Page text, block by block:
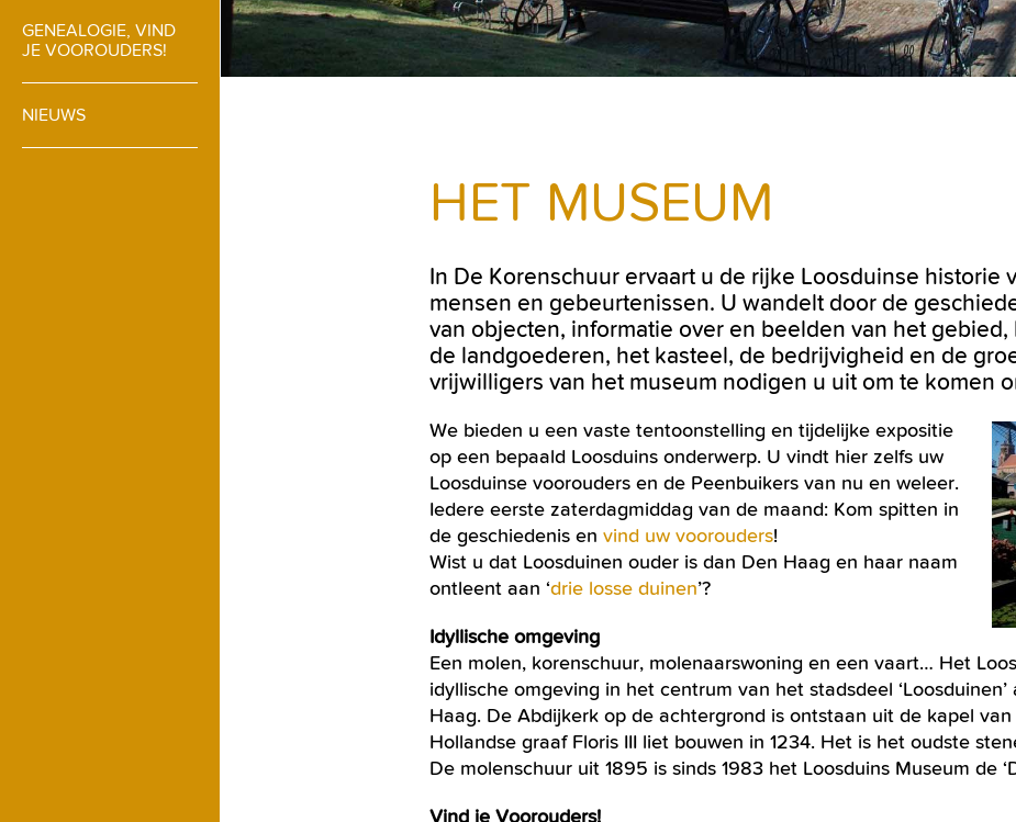
GENEALOGIE, VIND
JE VOOROUDERS!
NIEUWS
HET MUSEUM
In De Korenschuur ervaart u de rijke Loosduinse historie
mensen en gebeurtenissen. U wandelt door de
van objecten, informatie over en beelden van het
de landgoederen, het kasteel, de bedrijvigheid en de
vrijwilligers van het museum nodigen u uit om te komen
We bieden u een vaste tentoonstelling en tijdelijke expositie
op een bepaald Loosduins onderwerp. U vindt hier zelfs uw
Loosduinse voorouders en de Peenbuikers van nu en weleer.
Iedere eerste zaterdagmiddag van de maand: Kom spitten in
de geschiedenis envind uw voorouders!
Wist u dat Loosduinen ouder is dan Den Haag en haar naam
ontleent aan ‘drie losse duinen’?
Idyllische omgeving
Een molen, korenschuur, molenaarswoning en een vaart… Het
idyllische omgeving in het centrum van het stadsdeel
Haag. De Abdijkerk op de achtergrond is ontstaan uit de kapel
Hollandse graaf Floris III liet bouwen in 1234. Het is het oudste
De molenschuur uit 1895 is sinds 1983 het Loosduins Museum de
Vind je Voorouders!